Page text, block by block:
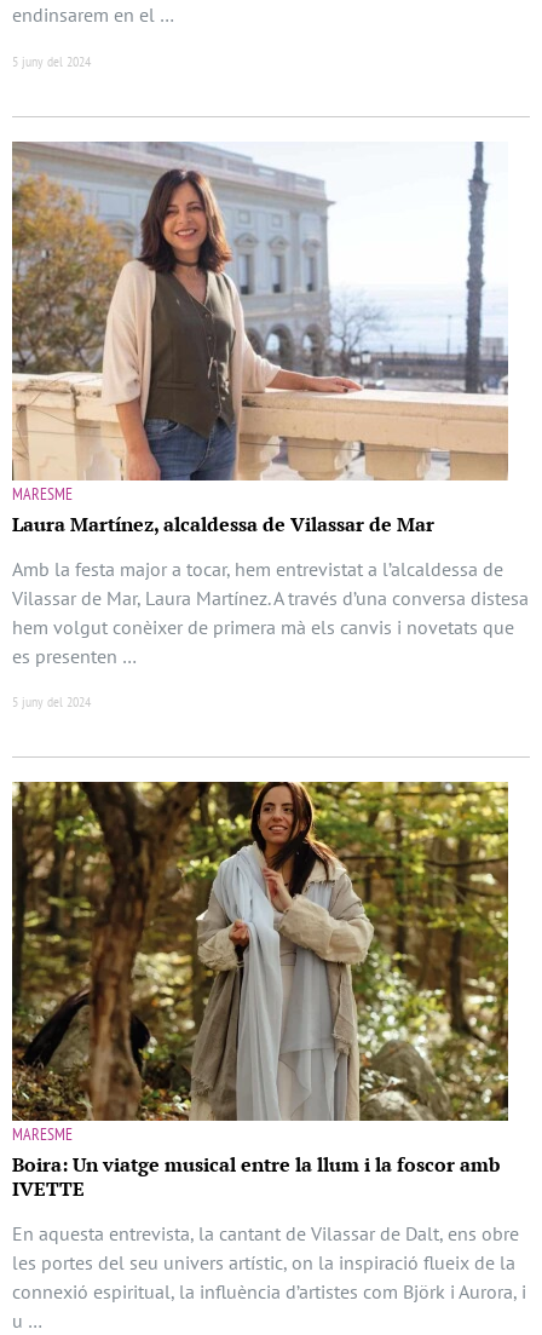
endinsarem en el …
5 juny del 2024
MARESME
Laura Martínez, alcaldessa de Vilassar de Mar
Amb la festa major a tocar, hem entrevistat a l’alcaldessa de
Vilassar de Mar, Laura Martínez. A través d’una conversa distesa
hem volgut conèixer de primera mà els canvis i novetats que
es presenten …
5 juny del 2024
MARESME
Boira: Un viatge musical entre la llum i la foscor amb
IVETTE
En aquesta entrevista, la cantant de Vilassar de Dalt, ens obre
les portes del seu univers artístic, on la inspiració flueix de la
connexió espiritual, la influència d’artistes com Björk i Aurora, i
u …